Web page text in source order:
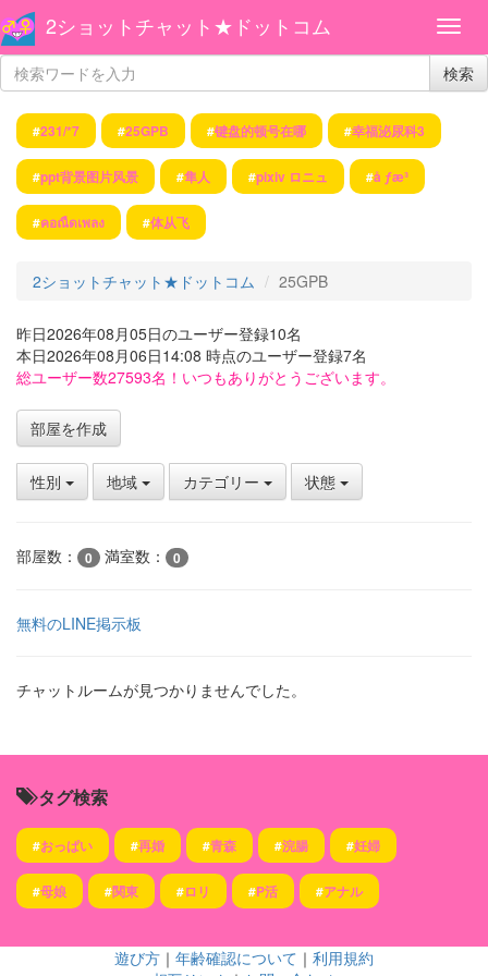
2ショットチャット★ドットコム
検索
#231/*7 #25GPB #键盘的顿号在哪 #幸福泌尿科3
#ppt背景图片风景 #隼人 #pixiv ロニュ #å ƒæ­³
#คอณืดเพลง #体从飞
2ショットチャット★ドットコム 25GPB
昨日2026年08月05日のユーザー登録10名
本日2026年08月06日14:08 時点のユーザー登録7名
総ユーザー数27593名！いつもありがとうございます。
部屋を作成
性別 地域 カテゴリー 状態
部屋数： 0 満室数： 0
無料のLINE掲示板
チャットルームが見つかりませんでした。
タグ検索
#おっぱい #再婚 #青森 #浣腸 #妊婦
#母娘 #関東 #ロリ #P活 #アナル
遊び方 ｜ 年齢確認について ｜ 利用規約